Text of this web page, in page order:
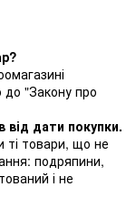
до "Закону про
дати покупки.
ті товари, що не
подряпини,
і не